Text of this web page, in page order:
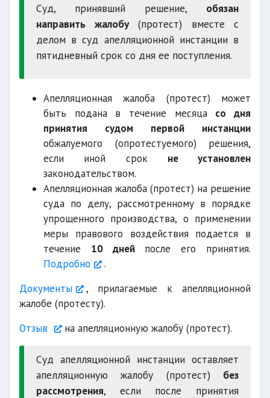
Суд, принявший решение, обязан
направить жалобу(протест) вместе с
делом в суд апелляционной инстанции в
пятидневный срок со дня ее поступления.
Апелляционная жалоба (протест) может
быть подана в течение месяца со дня
принятия судом первой инстанции
обжалуемого (опротестуемого) решения,
если иной срок не установлен
законодательством.
Апелляционная жалоба (протест) на решение
суда по делу, рассмотренному в порядке
упрощенного производства, о применении
меры правового воздействия подается в
течение 10 дней после его принятия.
Подробно
.
Документы
, прилагаемые к апелляционной
жалобе (протесту).
Отзыв
на апелляционную жалобу (протест).
Суд апелляционной инстанции оставляет
апелляционную жалобу (протест) без
рассмотрения, если после принятия